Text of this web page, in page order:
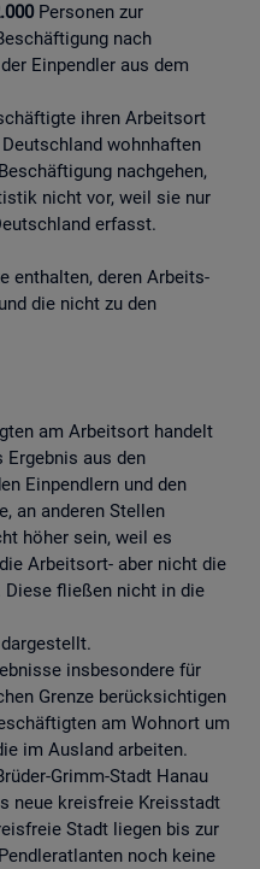
Personen zur
nach
Einpendler aus dem
ihren Arbeitsort
wohnhaften
nachgehen,
nicht vor, weil sie nur
erfasst.
enthalten, deren Arbeits-
die nicht zu den
am Arbeitsort handelt
aus den
Einpendlern und den
an anderen Stellen
höher sein, weil es
Arbeitsort- aber nicht die
fließen nicht in die
insbesondere für
Grenze berücksichtigen
am Wohnort um
im Ausland arbeiten.
Grimm-Stadt Hanau
neue kreisfreie Kreisstadt
Stadt liegen bis zur
noch keine